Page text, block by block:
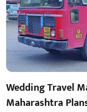
Wedding Travel
Maharashtra